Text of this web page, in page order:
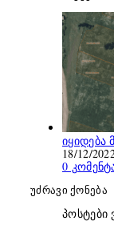
იყიდება
18/12/
0
უძრავი ქონება
პოსტები